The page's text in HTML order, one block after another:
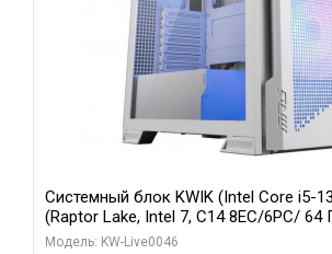
Системный блок KWIK (Intel Core i5-
(Raptor Lake, Intel 7, C14 8EC/6PC/
Gigabyte RTX5060Ti GAMING OC 8GB
Модель: KW-Live0046